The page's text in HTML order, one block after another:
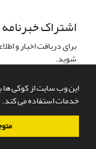
این وب سایت از کوکی ها
خدمات استفاده می کند.
اشتراک خبرنامه
برای دریافت اخبار و
شوید.
سامانه مدیریت